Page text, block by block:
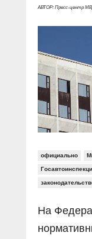
Социальные
Специальный
Журнал
Контакты
Вакансии
АВТОР: Пресс-центр
официально
На